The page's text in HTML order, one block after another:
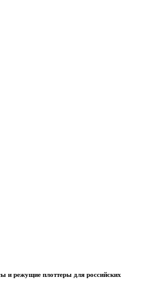
и режущие плоттеры для российских